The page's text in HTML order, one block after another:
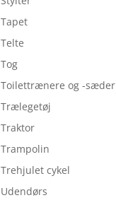
Tapet
Telte
Tog
Toilettrænere og -sæder
Trælegetøj
Traktor
Trampolin
Trehjulet cykel
Udendørs